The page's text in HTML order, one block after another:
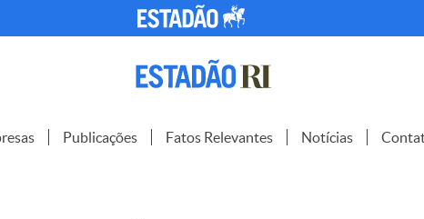
Publicações Fatos Relevantes Notícias